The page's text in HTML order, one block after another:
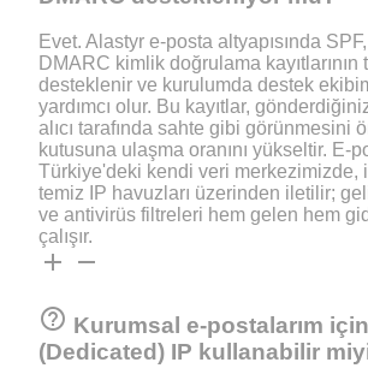
Evet. Alastyr e-posta altyapısında
DMARC kimlik doğrulama kayıtlarının
desteklenir ve kurulumda destek
yardımcı olur. Bu kayıtlar,
alıcı tarafında sahte gibi görünmesini
kutusuna ulaşma oranını yükseltir. E-
Türkiye'deki kendi veri merkezimizde,
temiz IP havuzları üzerinden iletilir;
ve antivirüs filtreleri hem gelen hem
çalışır.
add remove
help_outline Kurumsal e-postalarım
(Dedicated) IP kullanabilir